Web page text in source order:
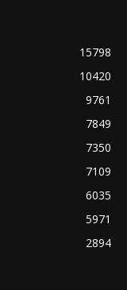
15798
10420
9761
7849
7350
7109
6035
5971
2894